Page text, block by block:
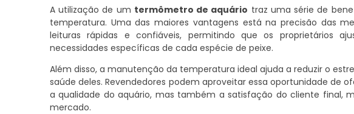
A utilização de um termômetro de aquário traz uma série de
temperatura. Uma das maiores vantagens está na precisão das
leituras rápidas e confiáveis, permitindo que os proprietários
necessidades específicas de cada espécie de peixe.
Além disso, a manutenção da temperatura ideal ajuda a reduzir o
saúde deles. Revendedores podem aproveitar essa oportunidade de
a qualidade do aquário, mas também a satisfação do cliente final,
mercado.